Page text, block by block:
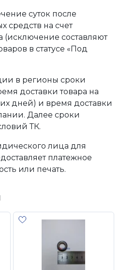
суток после
средств на счет
составляют
в статусе «Под
в регионы сроки
доставки товара на
дней) и время доставки
Далее сроки
ТК.
лица для
платежное
или печать.